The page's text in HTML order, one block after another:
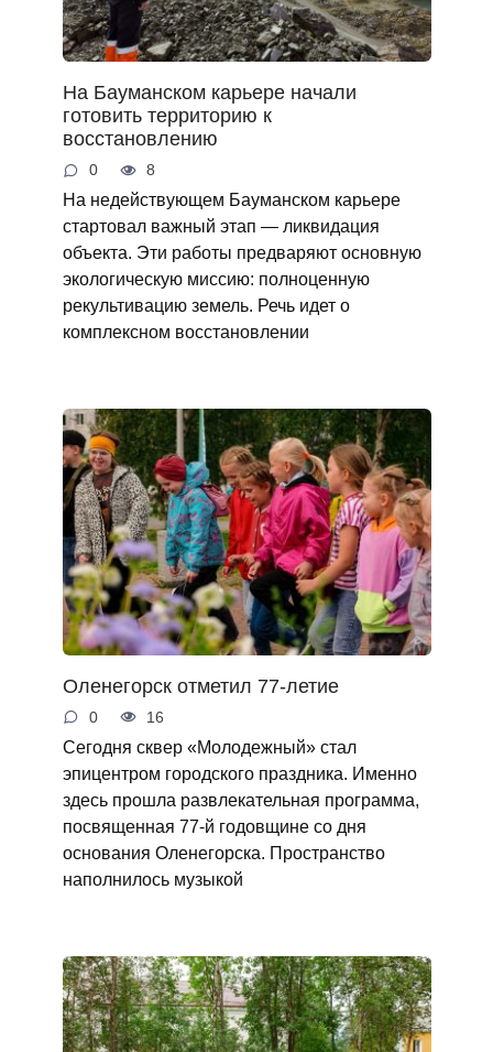
На Бауманском карьере начали
готовить территорию к
восстановлению
0 8
На недействующем Бауманском карьере
стартовал важный этап — ликвидация
объекта. Эти работы предваряют основную
экологическую миссию: полноценную
рекультивацию земель. Речь идет о
комплексном восстановлении
Оленегорск отметил 77-летие
0 16
Сегодня сквер «Молодежный» стал
эпицентром городского праздника. Именно
здесь прошла развлекательная программа,
посвященная 77-й годовщине со дня
основания Оленегорска. Пространство
наполнилось музыкой